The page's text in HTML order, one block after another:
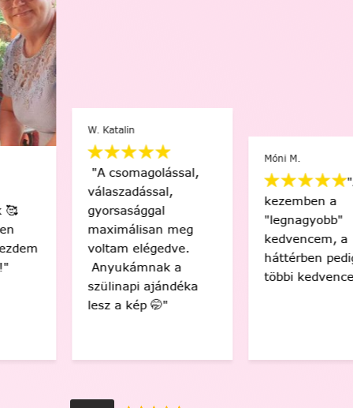
W. Katalin
"A csomagolással,
válaszadással,
gyorsasággal
maximálisan meg
voltam elégedve.
Anyukámnak a
szülinapi ajándéka
lesz a kép 🤭"
"A
kezemben a
"legnagyobb"
kedvencem, a
háttérben pedig a
többi kedvencem 😍"